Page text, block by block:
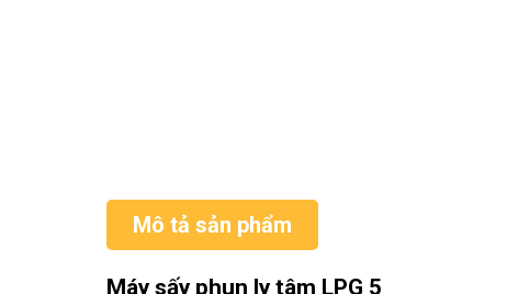
Mô tả sản phẩm
Máy sấy phun ly tâm LPG 5